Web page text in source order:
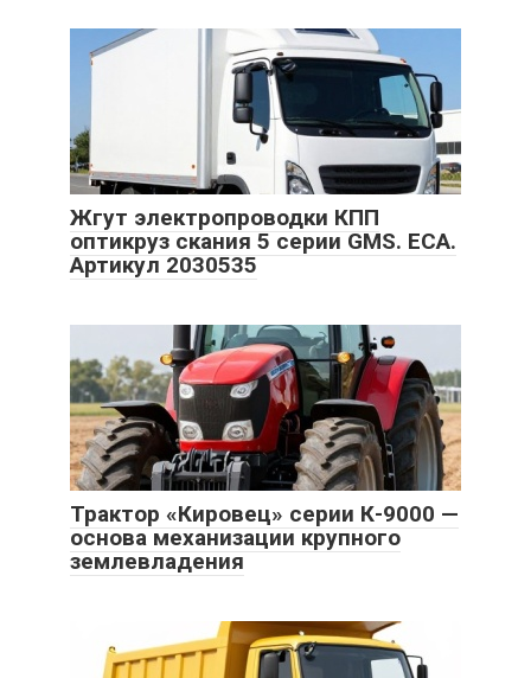
Жгут электропроводки КПП
оптикруз скания 5 серии GMS. ECA.
Артикул 2030535
Трактор «Кировец» серии К-9000 —
основа механизации крупного
землевладения